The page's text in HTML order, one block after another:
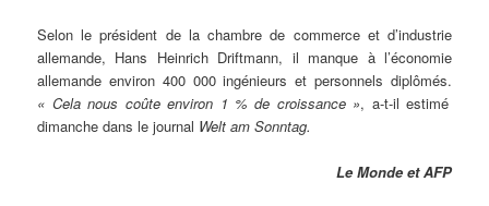
Selon le président de la chambre de commerce et d’industrie
allemande, Hans HeinrichDriftmann, il manque à l’économie
allemande environ 400 000 ingénieurs et personnels diplômés.
« Cela nous coûte environ 1 % de croissance », a-t-il estimé
dimanche dans le journal Welt am Sonntag.
Le Monde et AFP